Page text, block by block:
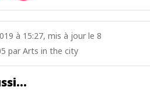
à 15:27, mis à jour le 8
par Arts in the city